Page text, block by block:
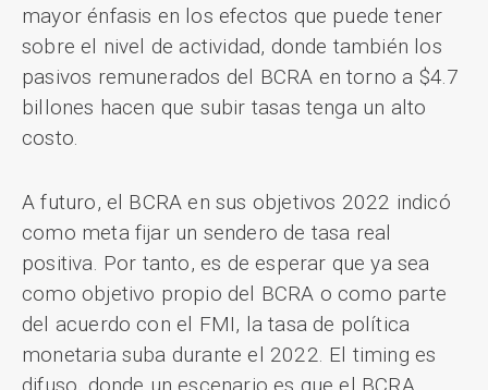
mayor énfasis en los efectos que puede tener
sobre el nivel de actividad, donde también los
pasivos remunerados del BCRA en torno a $4.7
billones hacen que subir tasas tenga un alto
costo.
A futuro, el BCRA en sus objetivos 2022 indicó
como meta fijar un sendero de tasa real
positiva. Por tanto, es de esperar que ya sea
como objetivo propio del BCRA o como parte
del acuerdo con el FMI, la tasa de política
monetaria suba durante el 2022. El timing es
difuso, donde un escenario es que el BCRA